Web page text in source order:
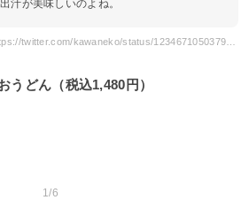
汁が美味しいのよね。
うどん（税込1,480円）
1/6